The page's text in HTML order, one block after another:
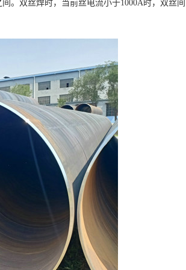
。双丝焊时，当前丝电流小于1000A时，双丝间